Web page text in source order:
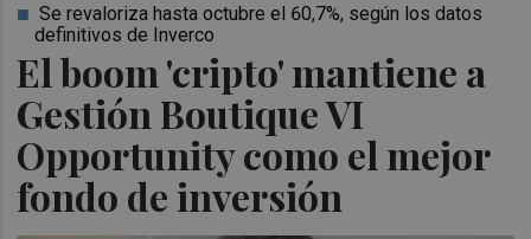
El boom 'cripto' mantiene a
Gestión Boutique VI
Opportunity como el mejor
fondo de inversión
Se revaloriza hasta octubre el 60,7%, según los datos
definitivos de Inverco